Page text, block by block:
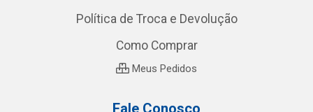
Política de Troca e Devolução
Como Comprar
Meus Pedidos
Fale Conosco